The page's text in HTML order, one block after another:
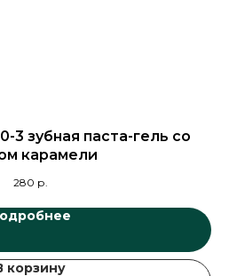
3 зубная паста-гель со
карамели
280 р.
корзину